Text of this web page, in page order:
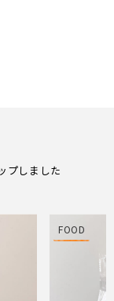
プしました
FOOD